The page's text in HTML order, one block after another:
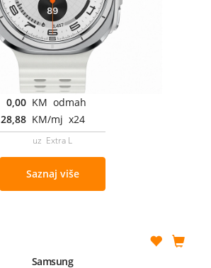
0,00 KM odmah
28,88 KM/mj x24
uz Extra L
Saznaj više
Samsung